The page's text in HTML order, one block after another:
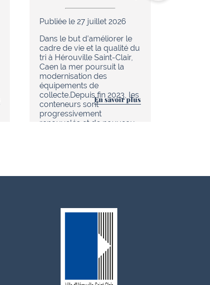
Publiée le 27 juillet 2026
Dans le but d’améliorer le
cadre de vie et la qualité du
tri à Hérouville Saint-Clair,
Caen la mer poursuit la
modernisation des
équipements de
collecte.Depuis fin 2023, les
conteneurs sont
progressivement
renouvelés et de nouveau…
En savoir plus